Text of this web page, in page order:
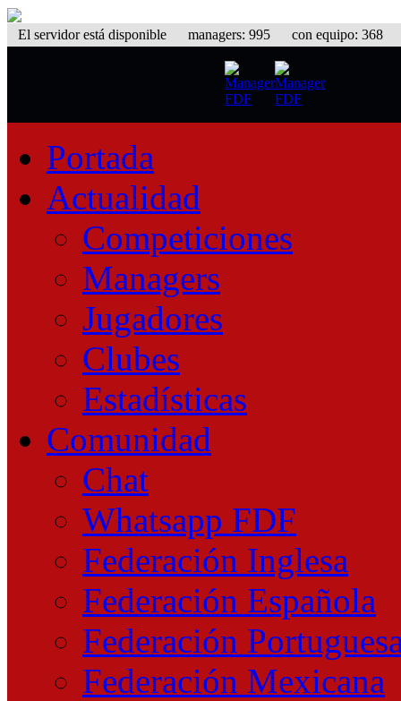
El servidor está disponible managers: 995 con equipo: 368
Portada
Actualidad
Competiciones
Managers
Jugadores
Clubes
Estadísticas
Comunidad
Chat
Whatsapp FDF
Federación Inglesa
Federación Española
Federación
Federación Mexicana